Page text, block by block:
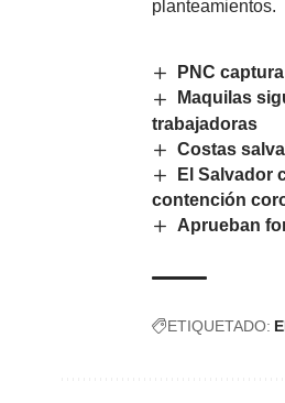
planteamientos.
PNC
Maquilas
trabajadoras
Costas
El Salvador
contención
Aprueban
ETIQUETADO: